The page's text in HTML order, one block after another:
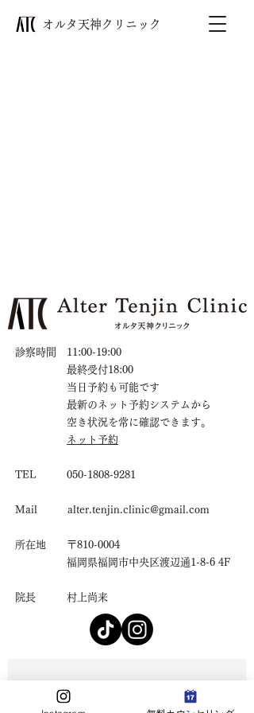
​オルタ天神クリニック
診察時間 11:00-19:00
最終受付18:00
当日予約も可能です
最新のネット予約システムから
空き状況を常に確認できます。
ネット予約
TEL 050-1808-9281
Mail alter.tenjin.clinic@gmail.com
所在地 〒810-0004
福岡県福岡市中央区渡辺通1-8-6 4F
院長 村上尚来